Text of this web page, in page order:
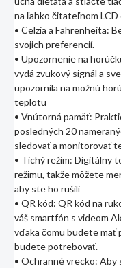
na ľahko čitateľnom LCD
• Celzia a Fahrenheita:
svojich preferencií.
• Upozornenie na
vydá zvukový signál a
upozornila na možnú
teplotu
• Vnútorná pamäť:
posledných 20
sledovať a monitorovať
• Tichý režim: Digitálny
režimu, takže môžete
aby ste ho rušili
• QR kód: QR kód na
váš smartfón s videom
vďaka čomu budete mať
budete potrebovať.
• Ochranné vrecko: